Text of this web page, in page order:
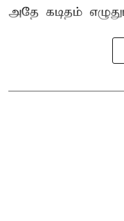
அதே கடிதம்